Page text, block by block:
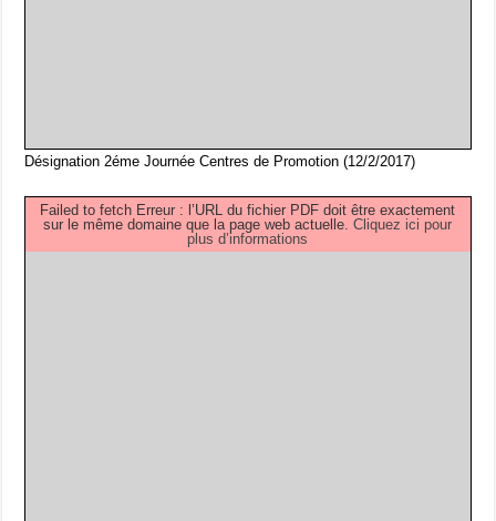
Désignation 2éme Journée Centres de Promotion (12/2/2017)
Failed to fetch Erreur : l’URL du fichier PDF doit être exactement
sur le même domaine que la page web actuelle.Cliquez ici pour
plus d’informations